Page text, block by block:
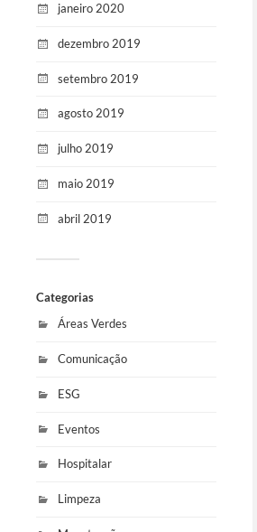
janeiro 2020
dezembro 2019
setembro 2019
agosto 2019
julho 2019
maio 2019
abril 2019
Categorias
Áreas Verdes
Comunicação
ESG
Eventos
Hospitalar
Limpeza